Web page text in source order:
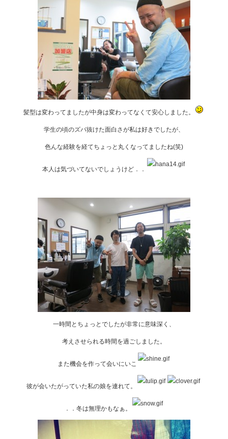
髪型は変わってましたが中身は変わってなくて安心しました。
学生の頃のズバ抜けた面白さが私は好きでしたが、
色んな経験を経てちょっと丸くなってましたね(笑)
本人は気づいてないでしょうけど．．
一時間とちょっとでしたが非常に意味深く、
考えさせられる時間を過ごしました。
また機会を作って会いにいこ
彼が会いたがっていた私の娘を連れて。
．．冬は無理かもなぁ。